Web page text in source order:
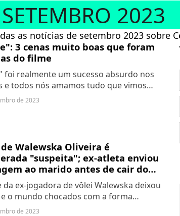
2023
as notícias de setembro 2023 sobre
3 cenas muito boas que foram
do filme
foi realmente um sucesso absurdo nos
e todos nós amamos tudo que vimos
mas você sabia que existem várias
de 2023
Walewska Oliveira é
"suspeita"; ex-atleta enviou
ao marido antes de cair do
da ex-jogadora de vôlei Walewska deixou
o mundo chocados com a forma
com que tudo aconteceu. Muitas
de 2023